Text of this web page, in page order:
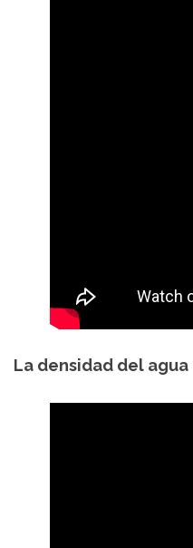
La densidad del agua